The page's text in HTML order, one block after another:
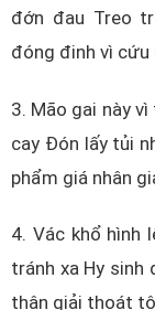
đớn đau Treo
đóng đinh vì
3. Mão gai này
cay Đón lấy tủi
phẩm giá nhân
4. Vác khổ hình
tránh xa Hy sinh
thân giải thoát